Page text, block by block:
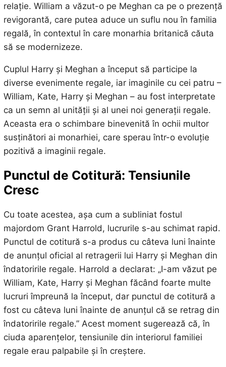
relație. William a văzut-o pe Meghan ca pe o prezență
revigorantă, care putea aduce un suflu nou în familia
regală, în contextul în care monarhia britanică căuta
să se modernizeze.
Cuplul Harry și Meghan a început să participe la
diverse evenimente regale, iar imaginile cu cei patru –
William, Kate, Harry și Meghan – au fost interpretate
ca un semn al unității și al unei noi generații regale.
Aceasta era o schimbare binevenită în ochii multor
susținători ai monarhiei, care sperau într-o evoluție
pozitivă a imaginii regale.
Punctul de Cotitură: Tensiunile
Cresc
Cu toate acestea, așa cum a subliniat fostul
majordom Grant Harrold, lucrurile s-au schimat rapid.
Punctul de cotitură s-a produs cu câteva luni înainte
de anunțul oficial al retragerii lui Harry și Meghan din
îndatoririle regale. Harrold a declarat: „I-am văzut pe
William, Kate, Harry și Meghan făcând foarte multe
lucruri împreună la început, dar punctul de cotitură a
fost cu câteva luni înainte de anunțul că se retrag din
îndatoririle regale.” Acest moment sugerează că, în
ciuda aparențelor, tensiunile din interiorul familiei
regale erau palpabile și în creștere.